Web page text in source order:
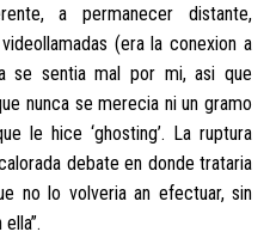
a permanecer distante,
(era la conexion a
se sentia mal por mi, asi que
nunca se merecia ni un gramo
le hice ‘ghosting’. La ruptura
debate en donde trataria
no lo volveria an efectuar, sin